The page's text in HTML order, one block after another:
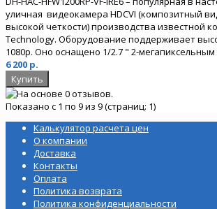
уличная видеокамера HDCVI (композитный
высокой четкости) производства известной
Technology. Оборудование поддерживает
1080p. Оно оснащено 1/2.7 " 2-мегапиксельным
6 200 р.
Показано с 1 по 9 из 9 (страниц: 1)
Калькулятор расчета цен
О компании
Доставка
Контакты
Оплата
Политика возврата
Политика конфиденциальности